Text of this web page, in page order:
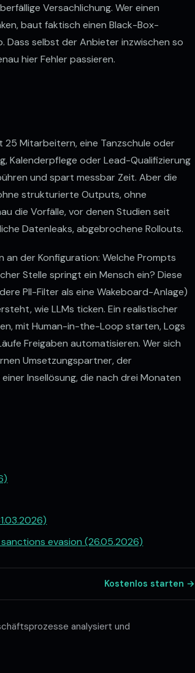
Versachlichung. Wer einen
baut faktisch einen Black-Box-
Dass selbst der Anbieter inzwischen so
hier Fehler passieren.
Mitarbeitern, eine Tanzschule oder
Kalenderpflege oder Lead-Qualifizierung
und spart messbar Zeit. Aber die
strukturierte Outputs, ohne
die Vorfälle, vor denen Studien seit
Datenleaks, abgebrochene Rollouts.
an der Konfiguration: Welche Prompts
Stelle springt ein Mensch ein? Diese
PII-Filter als eine Wakeboard-Anlage)
wie LLMs ticken. Ein realistischer
mit Human-in-the-Loop starten, Logs
Freigaben automatisieren. Wer sich
Umsetzungspartner, der
Insellösung, die nach drei Monaten
evasion (26.05.2026)
Kostenlos starten →
analysiert und